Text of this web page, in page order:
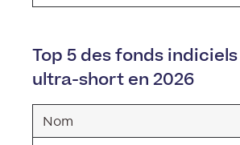
Top 5 des fonds
ultra-short en 2026
Nom